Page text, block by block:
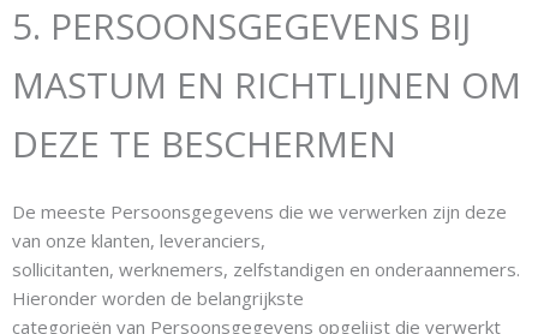
5. PERSOONSGEGEVENS BIJ
MASTUM EN RICHTLIJNEN OM
DEZE TE BESCHERMEN
De meeste Persoonsgegevens die we verwerken zijn deze
van onze klanten, leveranciers,
sollicitanten, werknemers, zelfstandigen en onderaannemers.
Hieronder worden de belangrijkste
categorieën van Persoonsgegevens opgelijst die verwerkt